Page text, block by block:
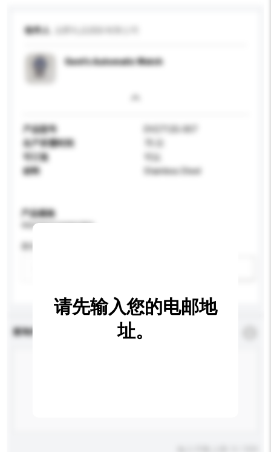
收件人
Gent's Automatic Watch
产品型号
DV2712G-007
生产所需时间
可订造
可以
材料
Stainless Steel
产品规格
请提供您对产品的特定要求。
颜色
查询内容
请先输入您的电邮地
址。